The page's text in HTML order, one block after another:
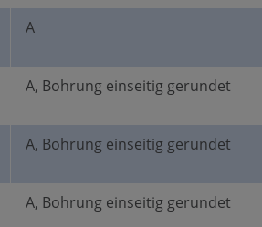
A
A, Bohrung einseitig gerundet
A, Bohrung einseitig gerundet
A, Bohrung einseitig gerundet